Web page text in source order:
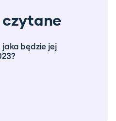
czytane
jaka będzie jej